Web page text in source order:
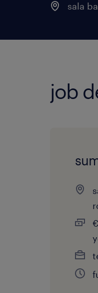
sala
job